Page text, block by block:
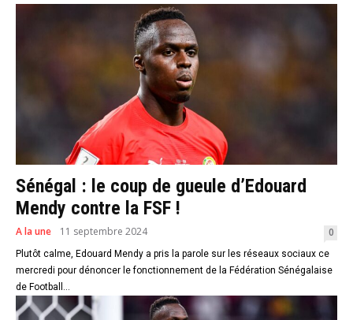
Sénégal : le coup de gueule d’Edouard
Mendy contre la FSF !
A la une 11 septembre 2024 0
Plutôt calme, Edouard Mendy a pris la parole sur les réseaux sociaux ce
mercredi pour dénoncer le fonctionnement de la Fédération Sénégalaise
de Football...